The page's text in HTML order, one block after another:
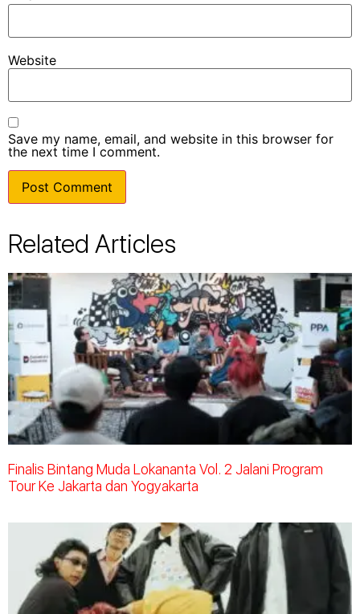
Website
Save my name, email, and website in this browser for
the next time I comment.
Related Articles
Finalis Bintang Muda Lokananta Vol. 2 Jalani Program
Tour Ke Jakarta dan Yogyakarta